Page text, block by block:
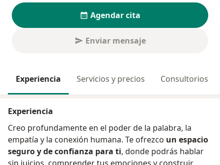
Agendar cita
Enviar mensaje
Experiencia Servicios y precios Consultorios
Experiencia
Creo profundamente en el poder de la palabra, la
empatía y la conexión humana. Te ofrezco un espacio
seguro y de confianza para ti, donde podrás hablar
sin juicios, comprender tus emociones y construir